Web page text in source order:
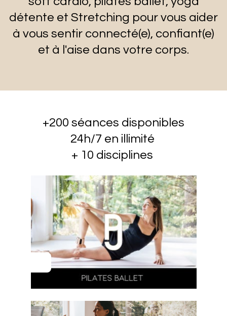
détente et Stretching pour vous aider
à vous sentir connecté(e), confiant(e)
et à l'aise dans votre corps.
+200 séances disponibles
24h/7 en illimité
+ 10 disciplines